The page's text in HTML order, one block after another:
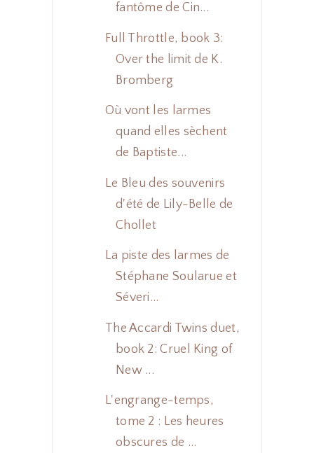
fantôme de Cin...
Full Throttle, book 3:
Over the limit de K.
Bromberg
Où vont les larmes
quand elles sèchent
de Baptiste...
Le Bleu des souvenirs
d'été de Lily-Belle de
Chollet
La piste des larmes de
Stéphane Soularue et
Séveri...
The Accardi Twins duet,
book 2: Cruel King of
New ...
L'engrange-temps,
tome 2 : Les heures
obscures de ...